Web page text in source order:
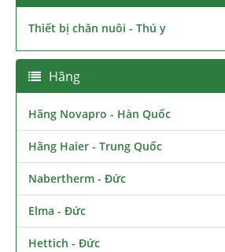
Thiết bị chăn nuôi - Thú y
Hãng
Hãng Novapro - Hàn Quốc
Hãng Haier - Trung Quốc
Nabertherm - Đức
Elma - Đức
Hettich - Đức